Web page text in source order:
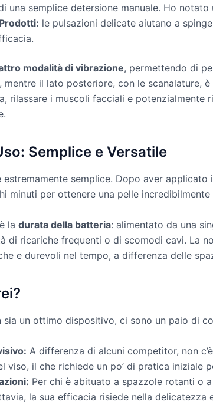
una semplice detersione manuale. Ho
le pulsazioni delicate aiutano a
modalità di vibrazione, permettendo di
mentre il lato posteriore, con le scanalature,
rilassare i muscoli facciali e
Semplice e Versatile
estremamente semplice. Dopo aver
minuti per ottenere una pelle
la durata della batteria: alimentato da una
di ricariche frequenti o di scomodi cavi. La
e durevoli nel tempo, a differenza delle
sia un ottimo dispositivo, ci sono un paio di
A differenza di alcuni competitor, non
viso, il che richiede un po’ di pratica iniziale
Per chi è abituato a spazzole rotanti o
la sua efficacia risiede nella